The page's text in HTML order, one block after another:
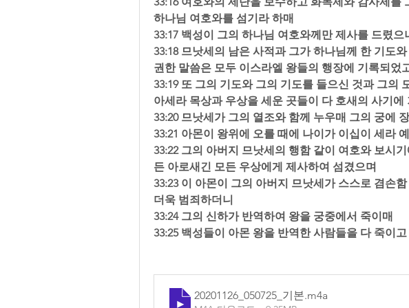
하나님 여호와를 섬기라 하매
33:17 백성이 그의 하나님 여호와께만 제사를 드렸
33:18 므낫세의 남은 사적과 그가 하나님께 한 기도
권한 말씀은 모두 이스라엘 왕들의 행장에 기록되었
33:19 또 그의 기도와 그의 기도를 들으신 것과 그의
아세라 목상과 우상을 세운 곳들이 다 호새의 사기에
33:20 므낫세가 그의 열조와 함께 누우매 그의 궁에
33:21 아몬이 왕위에 오를 때에 나이가 이십이 세라
33:22 그의 아버지 므낫세의 행함 같이 여호와 보시
든 아로새긴 모든 우상에게 제사하여 섬겼으며
33:23 이 아몬이 그의 아버지 므낫세가 스스로 겸손
더욱 범죄하더니
33:24 그의 신하가 반역하여 왕을 궁중에서 죽이매
33:25 백성들이 아몬 왕을 반역한 사람들을 다 죽이
20201126_050725_기본.m4a